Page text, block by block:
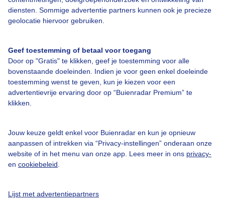
diensten. Sommige advertentie partners kunnen ook je precieze
geolocatie hiervoor gebruiken.
Geef toestemming of betaal voor toegang
Door op "Gratis" te klikken, geef je toestemming voor alle
bovenstaande doeleinden. Indien je voor geen enkel doeleinde
toestemming wenst te geven, kun je kiezen voor een
advertentievrije ervaring door op “Buienradar Premium” te
klikken.
Jouw keuze geldt enkel voor Buienradar en kun je opnieuw
aanpassen of intrekken via “Privacy-instellingen” onderaan onze
website of in het menu van onze app. Lees meer in ons privacy-
en cookiebeleid
Lijst met advertentiepartners
Bedrijfsgegevens
Veelgestelde vragen
Toegankelijkheid
Adverteren
Cookie beleid
Privacy instellingen